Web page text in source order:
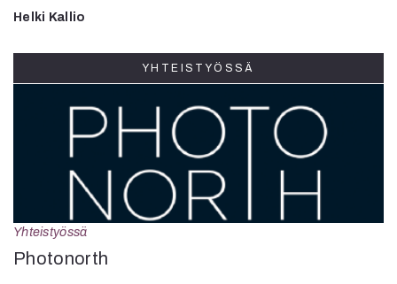
Helki Kallio
YHTEISTYÖSSÄ
Yhteistyössä
Photonorth